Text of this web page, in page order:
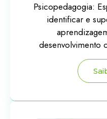
Psicopedagogia:
identificar e
desenvolvimento